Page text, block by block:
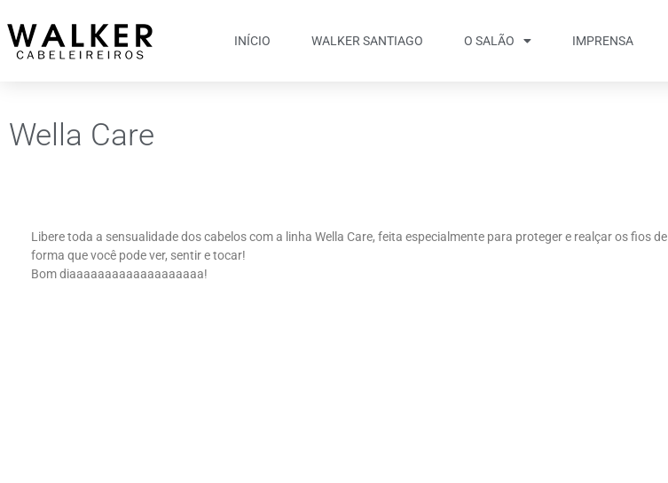
INÍCIO WALKER SANTIAGO O SALÃO IMPRENSA
Wella Care
Libere toda a sensualidade dos cabelos com a linha Wella Care, feita especialmente para proteger e realçar os fios de
forma que você pode ver, sentir e tocar!
Bom diaaaaaaaaaaaaaaaaaaa!